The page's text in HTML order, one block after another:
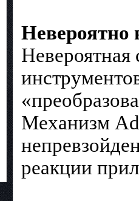
Невероятно
Механизм
реакции